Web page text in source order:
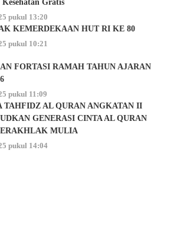
Gratis
pukul 13:20
KEMERDEKAAN HUT RI KE 80
pukul 10:21
FORTASI RAMAH TAHUN AJARAN
pukul 11:09
TAHFIDZ AL QURAN ANGKATAN II
GENERASI CINTA AL QURAN
MULIA
pukul 14:04